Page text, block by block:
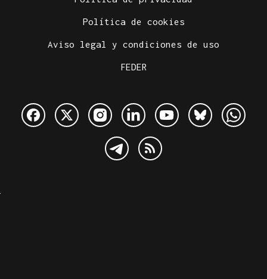
Política de cookies
Aviso legal y condiciones de uso
FEDER